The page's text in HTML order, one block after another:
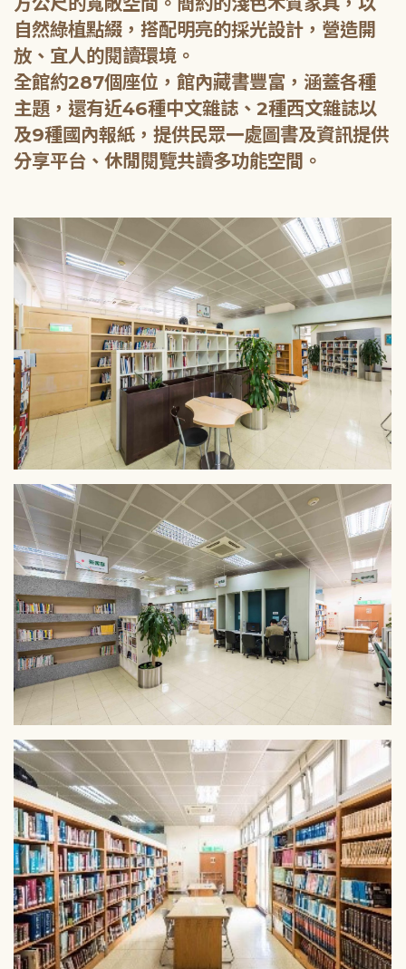
自然綠植點綴，搭配明亮的採光設計，營造開
放、宜人的閱讀環境。
全館約287個座位，館內藏書豐富，涵蓋各種
主題，還有近46種中文雜誌、2種西文雜誌以
及9種國內報紙，提供民眾一處圖書及資訊提供